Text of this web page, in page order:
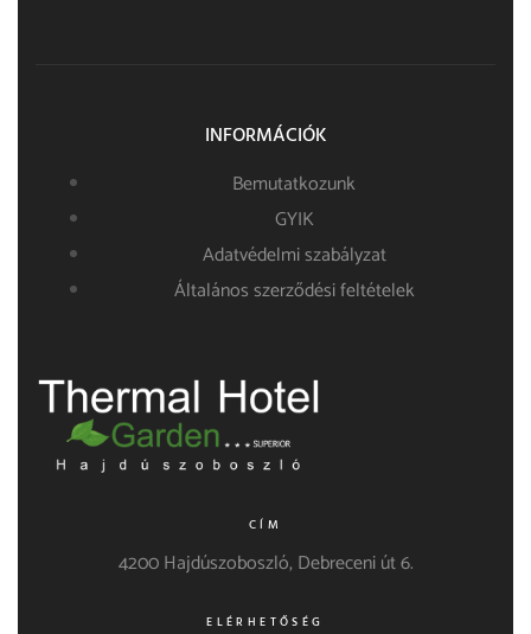
INFORMÁCIÓK
Bemutatkozunk
GYIK
Adatvédelmi szabályzat
Általános szerződési feltételek
CÍM
4200 Hajdúszoboszló, Debreceni út 6.
ELÉRHETŐSÉG